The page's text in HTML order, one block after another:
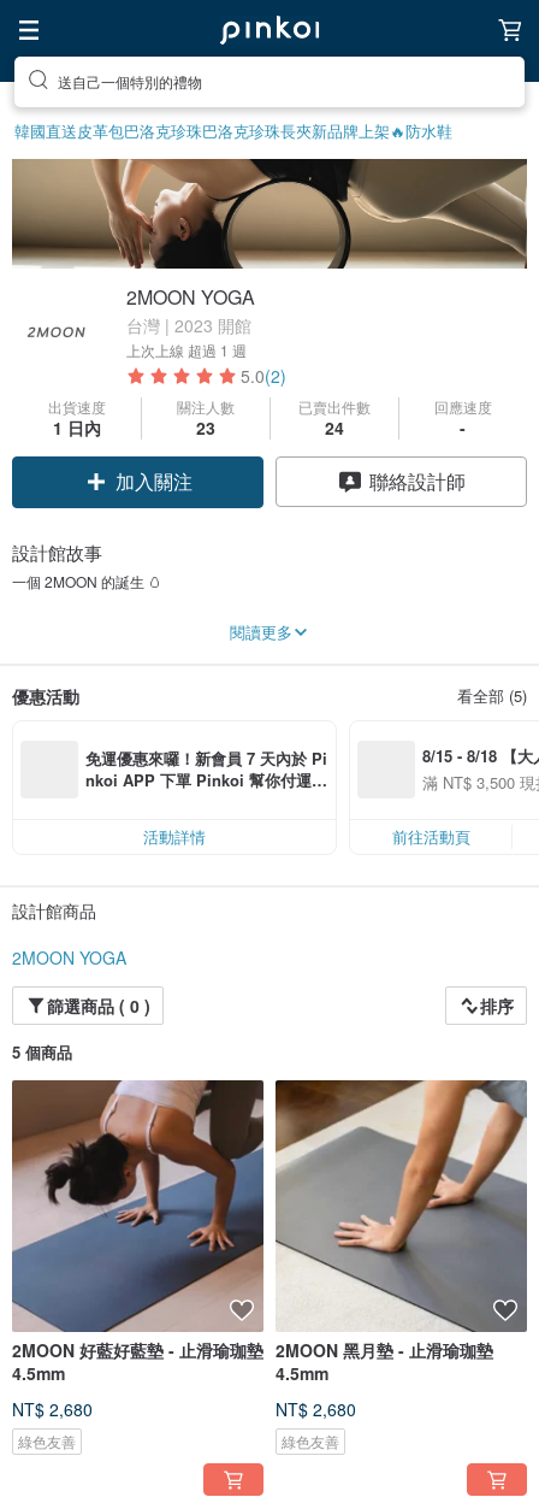
送自己一個特別的禮物
韓國直送皮革包巴洛克珍珠巴洛克珍珠長夾新品牌上架🔥防水鞋
2MOON YOGA
台灣 | 2023 開館
上次上線 超過 1 週
5.0(2)
出貨速度
1 日內
關注人數
23
已賣出件數
24
回應速度
-
加入關注 聯絡設計師
設計館故事
一個 2MOON 的誕生 🥚
嗨！我是 2MOON YOGA 創辦人瑪姬，自從開始練習瑜珈，有機會接觸瑜珈輪
後，前前後後我總共買了10多顆輪子，可惜沒有一顆讓人滿意的。有的輪框太
搖頭，耐看、耐用的輪子，我到底要去哪裡找才好？
程中，不能只沈醉在自我滿足，我得盡我可能的最大限度知道大家在想什麼，痛
點是什麼，所以爬遍了各個平台與品牌的正負評論，試圖找出大家對瑜珈輪的真
正使用需求，與還未被滿足的那一絲「痛點」，設計簡單、要硬挺、長的要像瑜
認、來回打樣，測試了一顆又一顆，終於在112年3月，完整勾勒出心目中的瑜珈
輪應該長的模樣，2MOON YOGA 就此誕生了。
或者以後，你會喜歡我們瑜珈用品的。」至於品質與質感，處女星座保證。
閱讀更多
優惠活動 看全部 (5)
免運優惠來囉！新會員 7 天內於 Pi
nkoi APP 下單 Pinkoi 幫你付運
活動詳情
8/15 - 8/18 【大
季】滿
滿 NT$ 3,500
前往活動頁
設計館商品
2MOON YOGA
篩選商品 ( 0 )
排序
5 個商品
2MOON 好藍好藍墊 - 止滑瑜珈墊
4.5mm
NT$ 2,680
綠色友善
2MOON 黑月墊 - 止滑瑜珈墊
4.5mm
NT$ 2,680
綠色友善